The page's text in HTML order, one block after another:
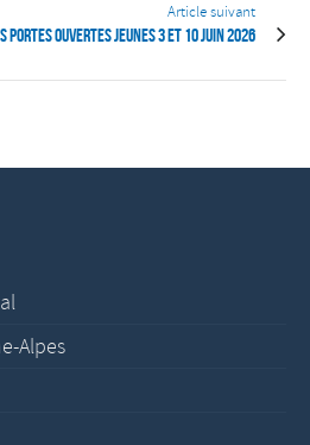
Article suivant
Portes ouvertes Jeunes 3 et 10 juin 2026
Alpes